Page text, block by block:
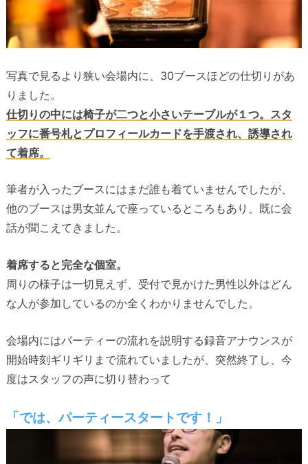
写真で見るより狭い会場内に、30ブースほどの仕切りがあ
りました。
仕切りの中には椅子が二つと小さいテーブルが１つ。スタ
ッフに番号札とプロフィールカードを手渡され、誘導され
て着席。
筆者が入ったブースにはまだ誰も着ていませんでしたが、
他のブースは男女並んで座っているところもあり、既に会
話が聞こえてきました。
着席すると完全な個室。
周りの様子は一切見えず、受付で見かけた男性以外はどん
な人が参加しているのか全くわかりませんでした。
会場内にはパーティーの流れを説明する録音アナウンスが
開始時刻ギリギリまで流れていましたが、突然終了し、今
度はスタッフの声に切り替わって
「では、パーティースタートです！」